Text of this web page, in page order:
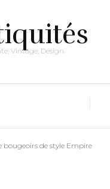
Vintage, Design
bougeoirs de style Empire